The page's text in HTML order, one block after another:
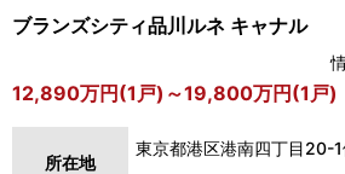
ブランズシティ品川ルネ キャナル
12,890万円(1戸)～19,800万円(1戸)
所在地
東京都港区港南四丁目20-